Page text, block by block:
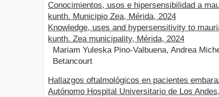
Conocimientos, usos e hipersensibilidad a
kunth. Municipio Zea, Mérida, 2024
Knowledge, uses and hypersensitivity to
kunth. Zea municipality, Mérida, 2024
Mariam Yuleska Pino-Valbuena, Andrea
Betancourt
Hallazgos oftalmológicos en pacientes
Autónomo Hospital Universitario de Los